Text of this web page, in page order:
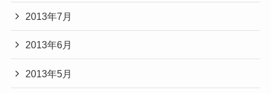
2013年7月
2013年6月
2013年5月